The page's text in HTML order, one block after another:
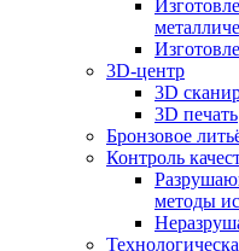
3D-центр
3D
3D печать
Бронзовое
Контроль
методы